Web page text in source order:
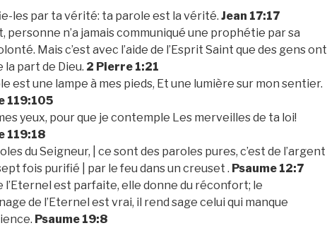
les par ta vérité: ta parole est la vérité. Jean 17:17
personne n’a jamais communiqué une prophétie par sa
Mais c’est avec l’aide de l’Esprit Saint que des gens ont
la part de Dieu. 2 Pierre 1:21
est une lampe à mes pieds, Et une lumière sur mon sentier.
119:105
yeux, pour que je contemple Les merveilles de ta loi!
119:18
du Seigneur, | ce sont des paroles pures, c’est de l’argent
fois purifié | par le feu dans un creuset . Psaume 12:7
l’Eternel est parfaite, elle donne du réconfort; le
de l’Eternel est vrai, il rend sage celui qui manque
Psaume 19:8